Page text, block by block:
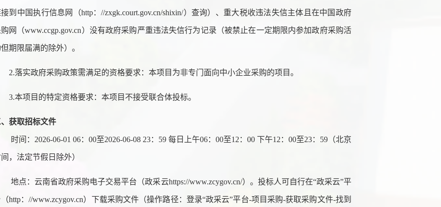
到中国执行信息网（http：//zxgk.court.gov.cn/shixin/）查询）、重大税收违法失信主体且在中国政府
网（www.ccgp.gov.cn）没有政府采购严重违法失信行为记录（被禁止在一定期限内参加政府采购活
期限届满的除外）。
2.落实政府采购政策需满足的资格要求：本项目为非专门面向中小企业采购的项目。
3.本项目的特定资格要求：本项目不接受联合体投标。
获取招标文件
时间： 2026-06-01 06：00至2026-06-08 23：59 每日上午06：00至12：00 下午12：00至23：59（北京
，法定节假日除外）
地点：云南省政府采购电子交易平台（政采云https://www.zcygov.cn/）。投标人可自行在“政采云”平
http：//www.zcygov.cn）下载采购文件（操作路径：登录“政采云”平台-项目采购-获取采购文件-找到